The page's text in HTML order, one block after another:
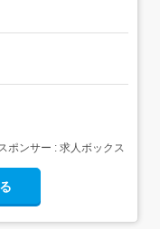
SNSマーケターデ
ポンサー : 求人ボックス